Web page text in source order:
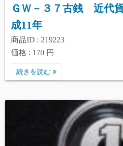
ＧＷ－３７古銭 近代
成11年
商品ID : 219223
価格 : 170 円
続きを読む